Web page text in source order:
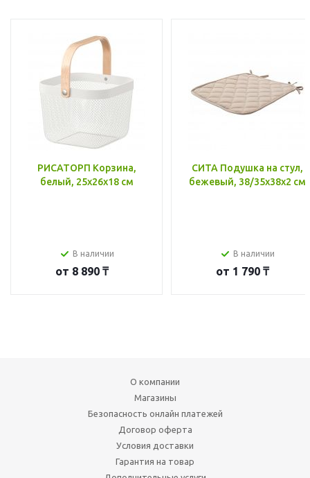
РИСАТОРП Корзина,
белый, 25x26x18 см
В наличии
от 8 890 ₸
СИТА Подушка на стул,
бежевый, 38/35x38x2 см
В наличии
от 1 790 ₸
О компании
Магазины
Безопасность онлайн платежей
Договор оферта
Условия доставки
Гарантия на товар